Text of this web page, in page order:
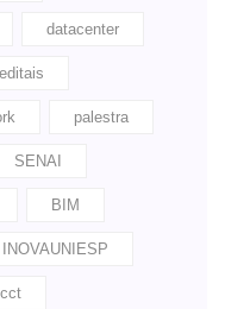
datacenter
editais
palestra
SENAI
BIM
INOVAUNIESP
cct